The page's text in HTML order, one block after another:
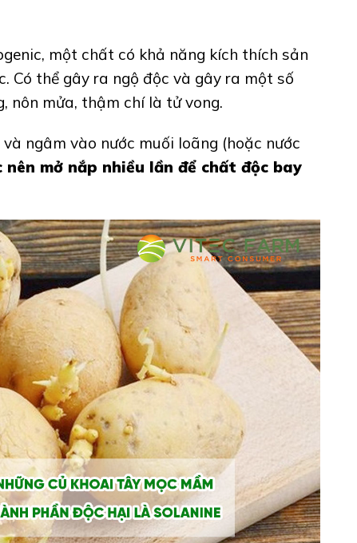
một chất có khả năng kích thích sản
Có thể gây ra ngộ độc và gây ra một số
nôn mửa, thậm chí là tử vong.
ngâm vào nước muối loãng (hoặc nước
nên mở nắp nhiều lần để chất độc bay